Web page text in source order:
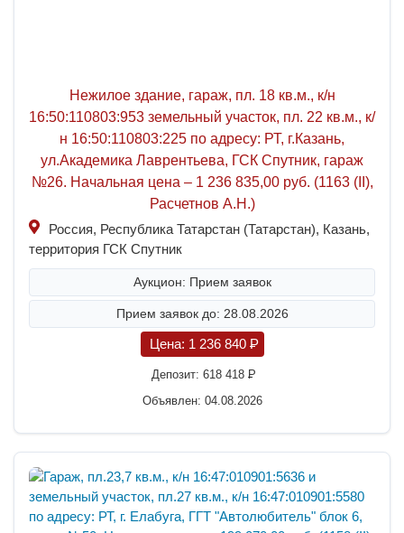
Нежилое здание, гараж, пл. 18 кв.м., к/н
16:50:110803:953 земельный участок, пл. 22 кв.м., к/
н 16:50:110803:225 по адресу: РТ, г.Казань,
ул.Академика Лаврентьева, ГСК Спутник, гараж
№26. Начальная цена – 1 236 835,00 руб. (1163 (II),
Расчетнов А.Н.)
Россия, Республика Татарстан (Татарстан), Казань,
территория ГСК Спутник
Аукцион: Прием заявок
Прием заявок до: 28.08.2026
Цена: 1 236 840 P
Депозит: 618 418 P
Объявлен: 04.08.2026